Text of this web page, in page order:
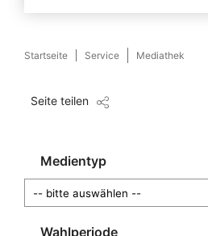
Startseite Service Mediathek
Seite teilen
Medientyp
Wahlperiode